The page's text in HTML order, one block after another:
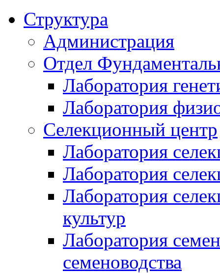
Структура
Администрация
Отдел
Лаборатория
Лаборатория
Селекционный центр
Лаборатория
Лаборатория
Лаборатория
культур
Лаборатория
семеноводства